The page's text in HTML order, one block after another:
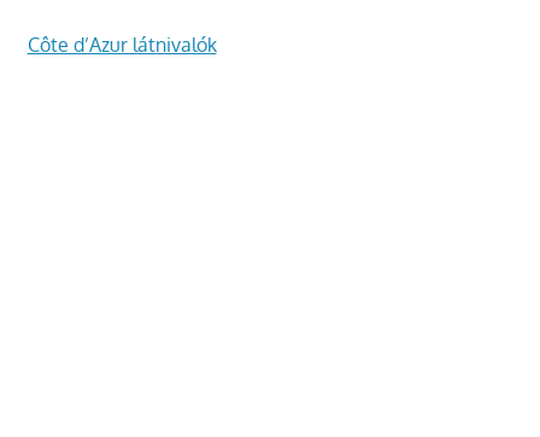
Côte d’Azur látnivalók